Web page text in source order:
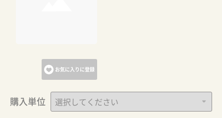
お気に入りに登録
購入単位